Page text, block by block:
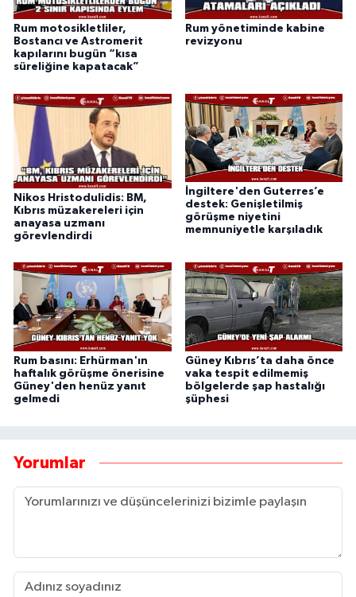
Rum motosikletliler,
Bostancı ve Astromerit
kapılarını bugün “kısa
süreliğine kapatacak”
Rum yönetiminde kabine
revizyonu
Nikos Hristodulidis: BM,
Kıbrıs müzakereleri için
anayasa uzmanı
görevlendirdi
İngiltere'den Guterres’e
destek: Genişletilmiş
görüşme niyetini
memnuniyetle karşıladık
Rum basını: Erhürman'ın
haftalık görüşme önerisine
Güney'den henüz yanıt
gelmedi
Güney Kıbrıs’ta daha önce
vaka tespit edilmemiş
bölgelerde şap hastalığı
şüphesi
Yorumlar